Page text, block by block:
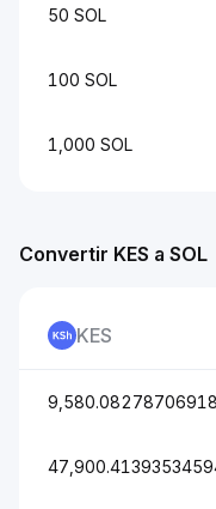
50 SOL
100 SOL
1,000 SOL
Convertir KES a SOL
KES